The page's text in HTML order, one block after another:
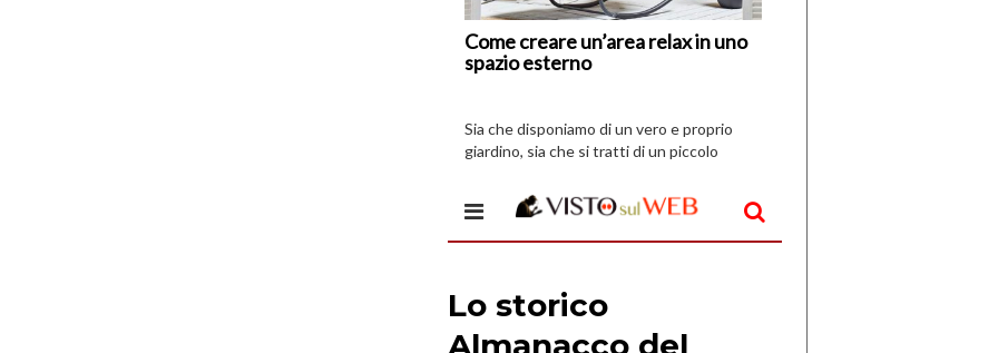
Come creare un’area relax in uno
spazio esterno
Sia che disponiamo di un vero e proprio
giardino, sia che si tratti di un piccolo